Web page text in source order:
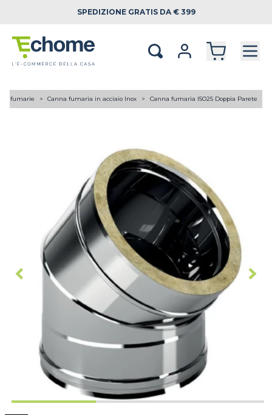
SPEDIZIONE GRATIS DA € 399
fumarie Canna fumaria in acciaio Inox Canna fumaria ISO25 Doppia Parete